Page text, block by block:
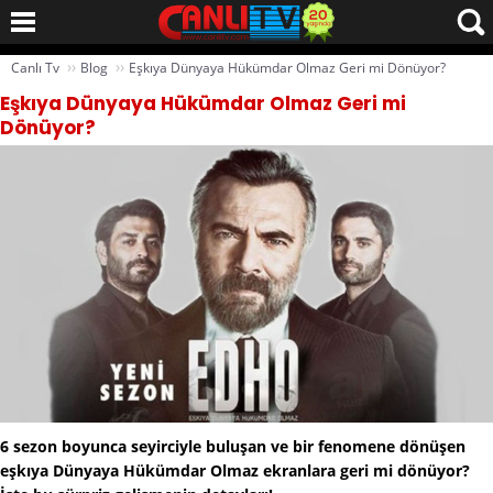
Canlı Tv ›› Blog ›› Eşkıya Dünyaya Hükümdar Olmaz Geri mi Dönüyor?
Eşkıya Dünyaya Hükümdar Olmaz Geri mi
Dönüyor?
6 sezon boyunca seyirciyle buluşan ve bir fenomene dönüşen
eşkıya Dünyaya Hükümdar Olmaz ekranlara geri mi dönüyor?